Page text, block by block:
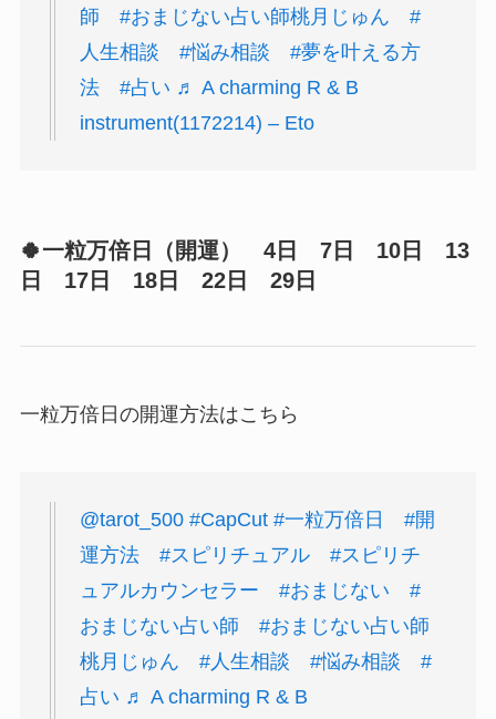
師
#おまじない占い師桃月じゅん
#
人生相談
#悩み相談
#夢を叶える方
法
#占い ♬ A charming R & B
instrument(1172214) – Eto
🍀一粒万倍日（開運） 4日 7日 10日 13
日 17日 18日 22日 29日
一粒万倍日の開運方法はこちら
@tarot_500 #CapCut #一粒万倍日
#開
運方法
#スピリチュアル
#スピリチ
ュアルカウンセラー
#おまじない
#
おまじない占い師
#おまじない占い師
桃月じゅん
#人生相談 #悩み相談
#
占い ♬ A charming R & B